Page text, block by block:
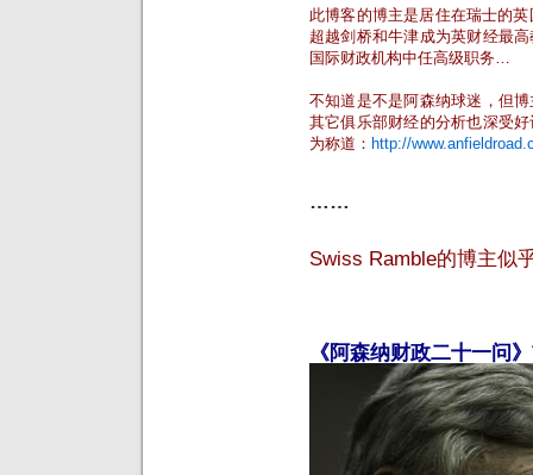
此博客的博主是居住在瑞士的
超越剑桥和牛津成为英财经最
国际财政机构中任高级职务…
不知道是不是阿森纳球迷，但
其它俱乐部财经的分析也深受
为称道： http://
……
Swiss Ramble的博主似
《阿森纳财政二十一问